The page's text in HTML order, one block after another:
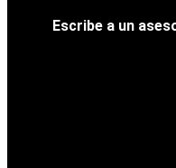
Escribe a un